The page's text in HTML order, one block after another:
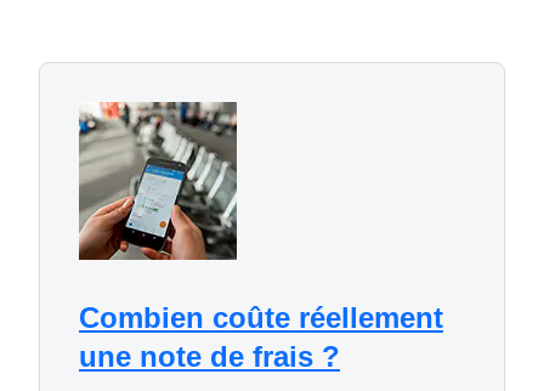
Combien coûte réellement
une note de frais ?